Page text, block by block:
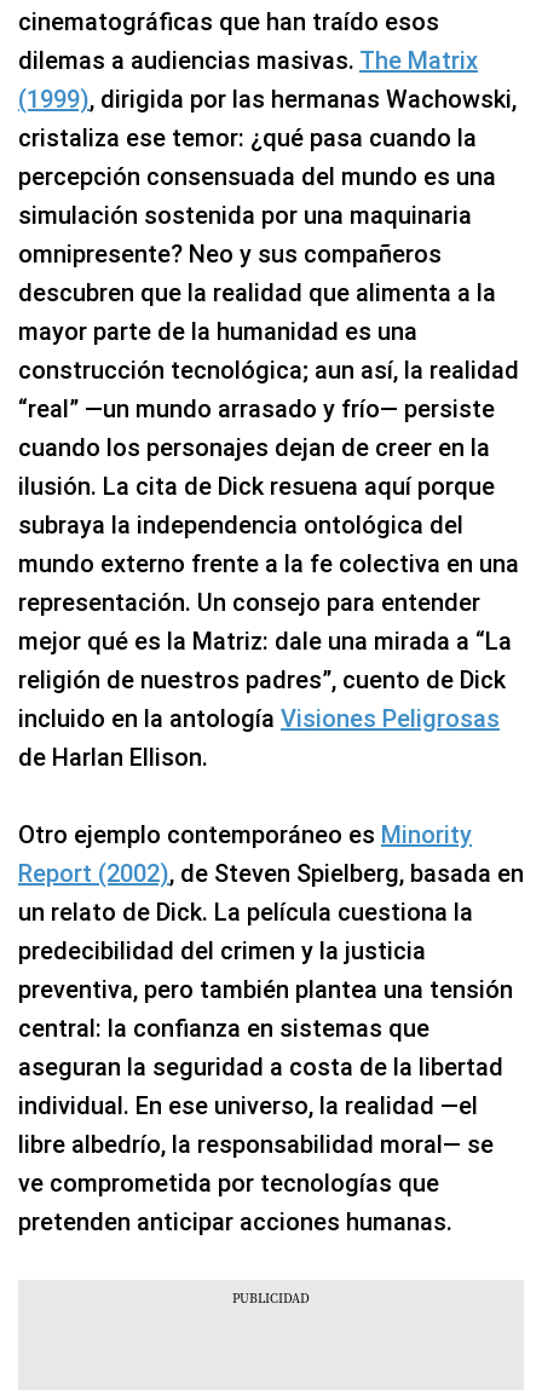
cinematográficas que han traído esos
dilemas a audiencias masivas. The Matrix
(1999), dirigida por las hermanas Wachowski,
cristaliza ese temor: ¿qué pasa cuando la
percepción consensuada del mundo es una
simulación sostenida por una maquinaria
omnipresente? Neo y sus compañeros
descubren que la realidad que alimenta a la
mayor parte de la humanidad es una
construcción tecnológica; aun así, la realidad
“real” —un mundo arrasado y frío— persiste
cuando los personajes dejan de creer en la
ilusión. La cita de Dick resuena aquí porque
subraya la independencia ontológica del
mundo externo frente a la fe colectiva en una
representación. Un consejo para entender
mejor qué es la Matriz: dale una mirada a “La
religión de nuestros padres”, cuento de Dick
incluido en la antología Visiones Peligrosas
de Harlan Ellison.
Otro ejemplo contemporáneo es Minority
Report (2002), de Steven Spielberg, basada en
un relato de Dick. La película cuestiona la
predecibilidad del crimen y la justicia
preventiva, pero también plantea una tensión
central: la confianza en sistemas que
aseguran la seguridad a costa de la libertad
individual. En ese universo, la realidad —el
libre albedrío, la responsabilidad moral— se
ve comprometida por tecnologías que
pretenden anticipar acciones humanas.